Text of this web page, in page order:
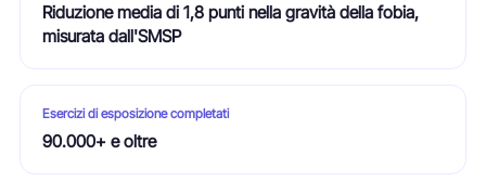
Riduzione media di 1,8 punti nella gravità della fobia,
misurata dall'SMSP
Esercizi di esposizione completati
90.000+ e oltre